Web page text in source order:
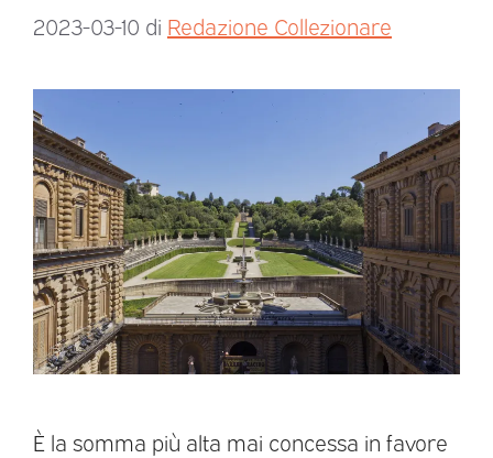
2023-03-10 di Redazione Collezionare
È la somma più alta mai concessa in favore